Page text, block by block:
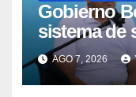
Gobierno
sistema de
laAGO 7, 2026